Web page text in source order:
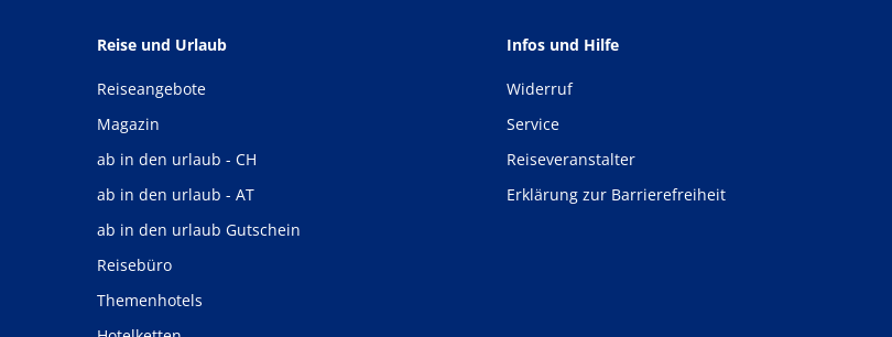
Reise und Urlaub
Reiseangebote
Magazin
ab in den urlaub - CH
ab in den urlaub - AT
ab in den urlaub Gutschein
Reisebüro
Themenhotels
Infos und Hilfe
Widerruf
Service
Reiseveranstalter
Erklärung zur Barrierefreiheit